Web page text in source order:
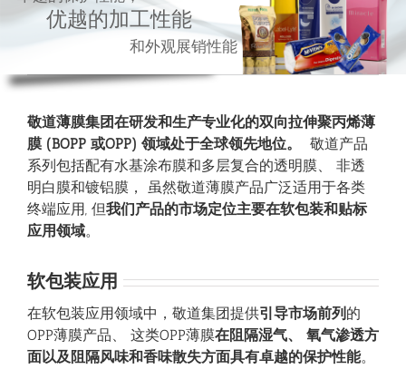
优越的加工性能
和外观展销性能
敬道薄膜集团在研发和生产专业化的双向拉伸聚丙烯薄
膜 (BOPP 或OPP) 领域处于全球领先地位。
敬道产品
系列包括配有水基涂布膜和多层复合的透明膜、 非透
明白膜和镀铝膜， 虽然敬道薄膜产品广泛适用于各类
终端应用, 但我们产品的市场定位主要在软包装和贴标
应用领域。
软包装应用
在软包装应用领域中，敬道集团提供引导市场前列 的
OPP薄膜产品、 这类OPP薄膜在阻隔湿气、
氧气渗透方
面以及阻隔风味和香味散失方面具有卓越的保护性能。